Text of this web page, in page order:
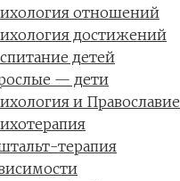
отношений
достижений
детей
— дети
и Православие
терапия